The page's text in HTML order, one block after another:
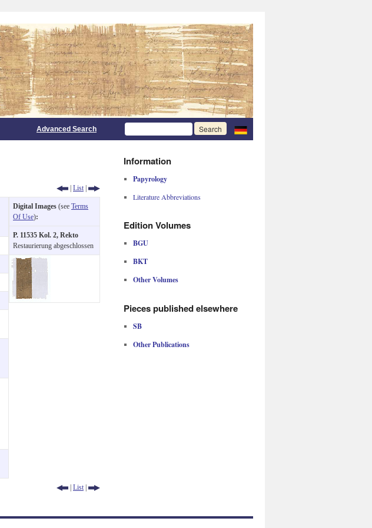
Advanced Search
| List |
Digital Images (see Terms
Of Use):
P. 11535 Kol. 2, Rekto
Restaurierung abgeschlossen
| List |
Information
Papyrology
Literature Abbreviations
Edition Volumes
BGU
BKT
Other Volumes
Pieces published elsewhere
SB
Other Publications